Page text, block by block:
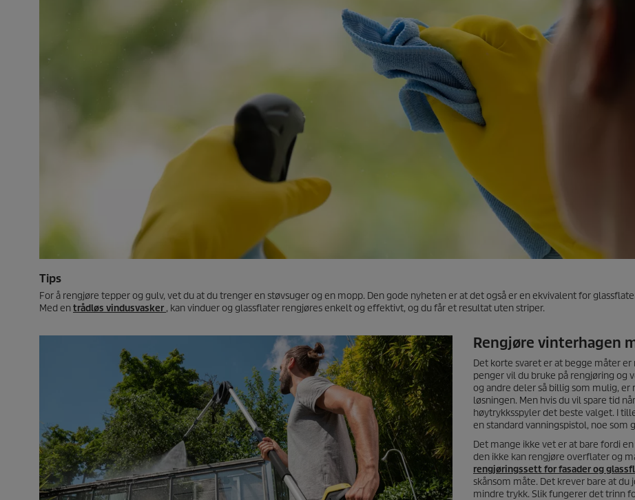
Tips
For å rengjøre tepper og gulv, vet du at du trenger en støvsuger og en mopp. Den gode nyheten er at det også er en ekvivalent for
Med entrådløs vindusvasker , kan vinduer og glassflater rengjøres enkelt og effektivt, og du får et resultat uten striper.
Rengjøre vinterhagen
Det korte svaret er at begge måter
penger vil du bruke på rengjøring og
og andre deler så billig som mulig,
løsningen. Men hvis du vil spare tid
høytrykksspyler det beste valget. I
en standard vanningspistol, noe
Det mange ikke vet er at bare fordi
den ikke kan rengjøre overflater og
rengjøringssett for fasader og
skånsom måte. Det krever bare at
mindre trykk. Slik fungerer det trinn